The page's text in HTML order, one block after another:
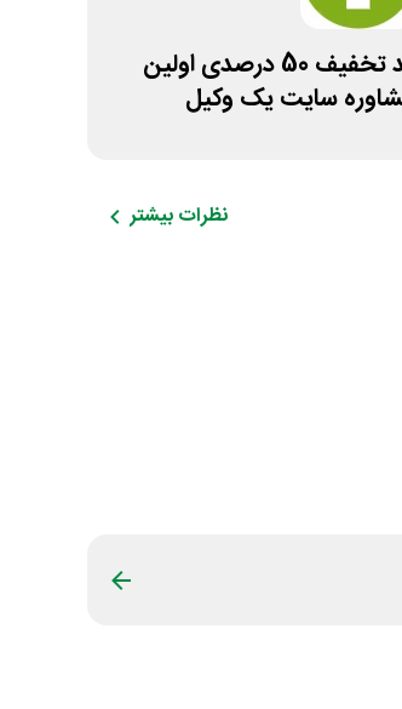
کد تخفیف 50 درصدی اولین
سایت یک وکیل
نظرات بیشتر